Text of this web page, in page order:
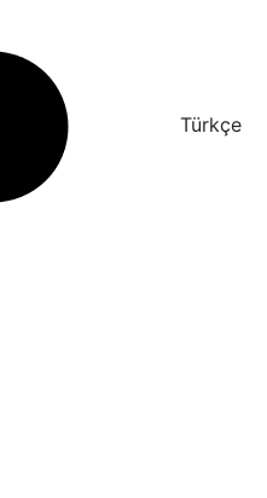
Türkçe